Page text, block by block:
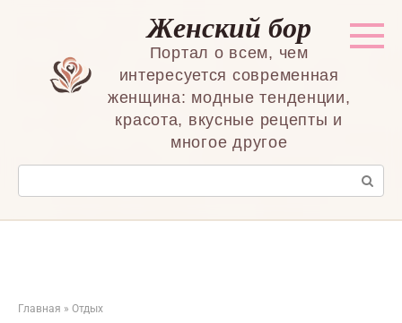
Женский бор
Портал о всем, чем
интересуется современная
женщина: модные тенденции,
красота, вкусные рецепты и
многое другое
Поиск:
Главная » Отдых